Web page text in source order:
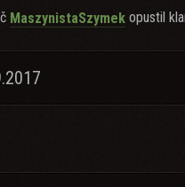
MaszynistaSzymek opustil